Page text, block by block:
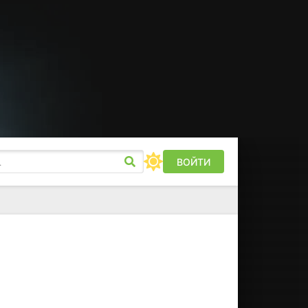
ВОЙТИ